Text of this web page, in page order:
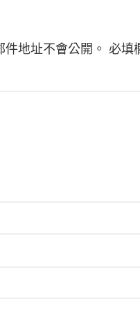
地址不會公開。 必填